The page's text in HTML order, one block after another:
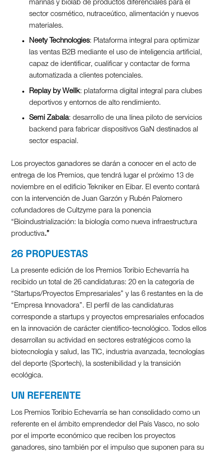
marinas y biolab de productos diferenciales para el
sector cosmético, nutraceútico, alimentación y nuevos
materiales.
Neety Technologies: Plataforma integral para optimizar
las ventas B2B mediante el uso de inteligencia artificial,
capaz de identificar, cualificar y contactar de forma
automatizada a clientes potenciales.
Replay by Wellk: plataforma digital integral para clubes
deportivos y entornos de alto rendimiento.
Semi Zabala: desarrollo de una línea piloto de servicios
backend para fabricar dispositivos GaN destinados al
sector espacial.
Los proyectos ganadores se darán a conocer en el acto de
entrega de los Premios, que tendrá lugar el próximo 13 de
noviembre en el edificio Tekniker en Eibar. El evento contará
con la intervención de Juan Garzón y Rubén Palomero
cofundadores de Cultzyme para la ponencia
“Bioindustrialización: la biología como nueva infraestructura
productiva.”
26 PROPUESTAS
La presente edición de los Premios Toribio Echevarría ha
recibido un total de 26 candidaturas: 20 en la categoría de
“Startups/Proyectos Empresariales” y las 6 restantes en la de
“Empresa Innovadora”. El perfil de las candidaturas
corresponde a startups y proyectos empresariales enfocados
en la innovación de carácter científico-tecnológico. Todos ellos
desarrollan su actividad en sectores estratégicos como la
biotecnología y salud, las TIC, industria avanzada, tecnologías
del deporte (Sportech), la sostenibilidad y la transición
ecológica.
UN REFERENTE
Los Premios Toribio Echevarría se han consolidado como un
referente en el ámbito emprendedor del País Vasco, no solo
por el importe económico que reciben los proyectos
ganadores, sino también por el impulso que suponen para su